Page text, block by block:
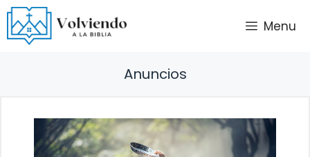
Saltar
al
contenido
Menu
Anuncios